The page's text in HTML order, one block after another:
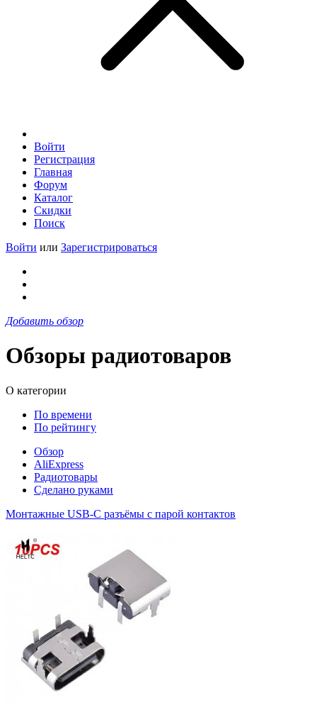
Войти
Регистрация
Главная
Форум
Каталог
Скидки
Поиск
Войти или Зарегистрироваться
Добавить обзор
Обзоры радиотоваров
О категории
По времени
По рейтингу
Обзор
AliExpress
Радиотовары
Сделано руками
Монтажные USB-C разъёмы с парой контактов